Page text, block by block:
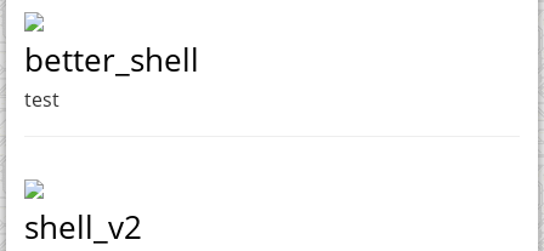
better_shell
test
shell_v2